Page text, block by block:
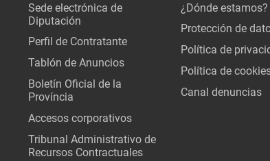
Sede electrónica de
Diputación
Perfil de Contratante
Tablón de Anuncios
Boletín Oficial de la
Província
Accesos corporativos
Tribunal Administrativo de
Recursos Contractuales
¿Dónde estamos?
Protección de
Política de
Política de
Canal denuncias